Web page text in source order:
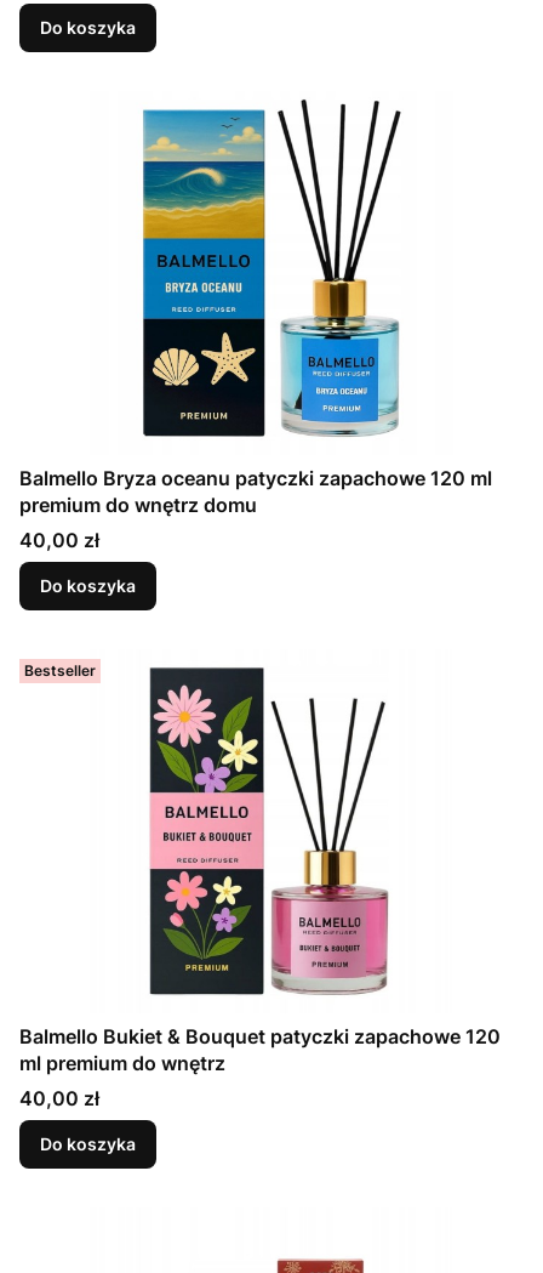
Do koszyka
Balmello Bryza oceanu patyczki zapachowe 120 ml
premium do wnętrz domu
Cena
40,00 zł
Do koszyka
Bestseller
Balmello Bukiet & Bouquet patyczki zapachowe 120
ml premium do wnętrz
Cena
40,00 zł
Do koszyka